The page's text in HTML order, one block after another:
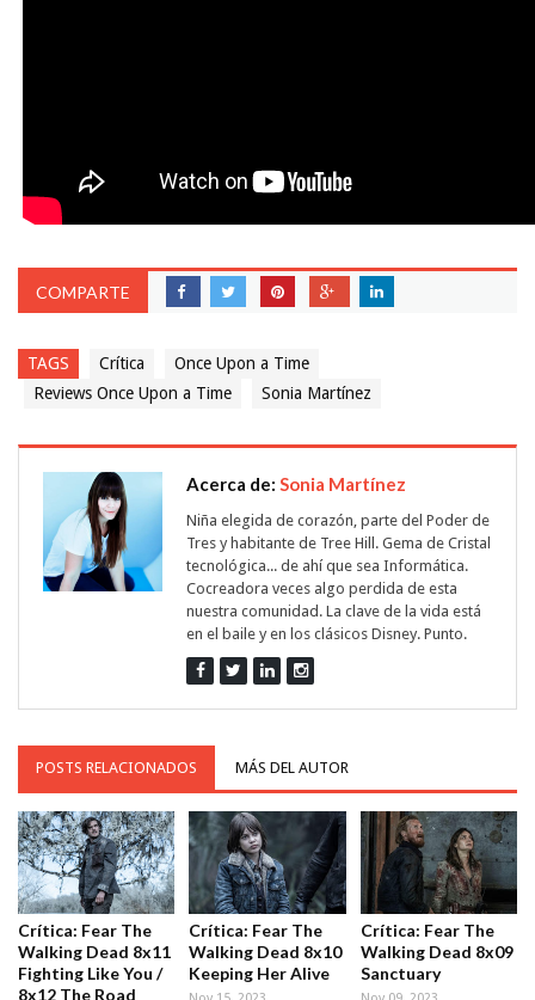
COMPARTE
TAGS Crítica
Once Upon a Time
Reviews Once Upon a Time
Sonia Martínez
Acerca de: Sonia Martínez
Niña elegida de corazón, parte del Poder de
Tres y habitante de Tree Hill. Gema de Cristal
tecnológica... de ahí que sea Informática.
Cocreadora veces algo perdida de esta
nuestra comunidad. La clave de la vida está
en el baile y en los clásicos Disney. Punto.
POSTS RELACIONADOS MÁS DEL AUTOR
Crítica: Fear The
Walking Dead 8x11
Fighting Like You /
8x12 The Road
Crítica: Fear The
Walking Dead 8x10
Keeping Her Alive
Crítica: Fear The
Walking Dead 8x09
Sanctuary